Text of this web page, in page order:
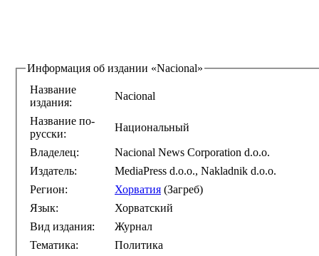
Информация об издании «Nacional»
Название
издания:
Nacional
Название по-
русски:
Национальный
Владелец:
Nacional News Corporation d.o.o.
Издатель:
MediaPress d.o.o., Nakladnik d.o.o.
Регион:
Хорватия (Загреб)
Язык:
Хорватский
Вид издания:
Журнал
Тематика:
Политика